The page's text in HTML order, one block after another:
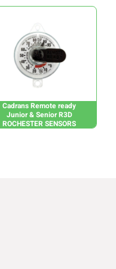
Cadrans Remote ready
Junior & Senior R3D
ROCHESTER SENSORS